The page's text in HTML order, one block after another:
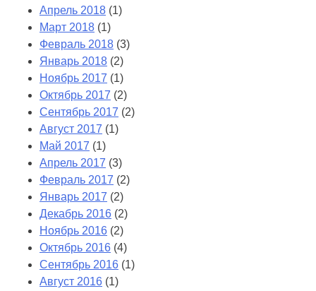
Апрель 2018 (1)
Март 2018 (1)
Февраль 2018 (3)
Январь 2018 (2)
Ноябрь 2017 (1)
Октябрь 2017 (2)
Сентябрь 2017 (2)
Август 2017 (1)
Май 2017 (1)
Апрель 2017 (3)
Февраль 2017 (2)
Январь 2017 (2)
Декабрь 2016 (2)
Ноябрь 2016 (2)
Октябрь 2016 (4)
Сентябрь 2016 (1)
Август 2016 (1)